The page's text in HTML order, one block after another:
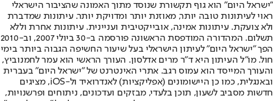
"ישראל היום" הוא גוף תקשורת שנוסד מתוך האמונה שהציבור הישראלי
ראוי לעיתונות טובה יותר, מאוזנת יותר ומדויקת יותר. עיתונות שמדברת
ולא צועקת. עיתונות אמינה, אובייקטיבית ועניינית. עיתונות אחרת וללא
תשלום. המהדורה המודפסת הראשונה פורסמה ב-30 ביולי 2007, וב-2010
הפך "ישראל היום" לעיתון הישראלי בעל שיעור החשיפה הגבוה ביותר בימי
חול. מו"ל העיתון היא ד"ר מרים אדלסון. העורך הראשי הוא עמר לחמנוביץ,
והעורך המייסד הוא עמוס רגב. אתרי האינטרנט של "ישראל היום" בעברית
ובאנגלית, כמו כן היישומונים (אפליקציות) לאנדרואיד ול-iOS, מציגים
חדשות מסביב לשעון, תוכן בלעדי, מבזקים ועדכונים, ניתוחים ופרשנויות,